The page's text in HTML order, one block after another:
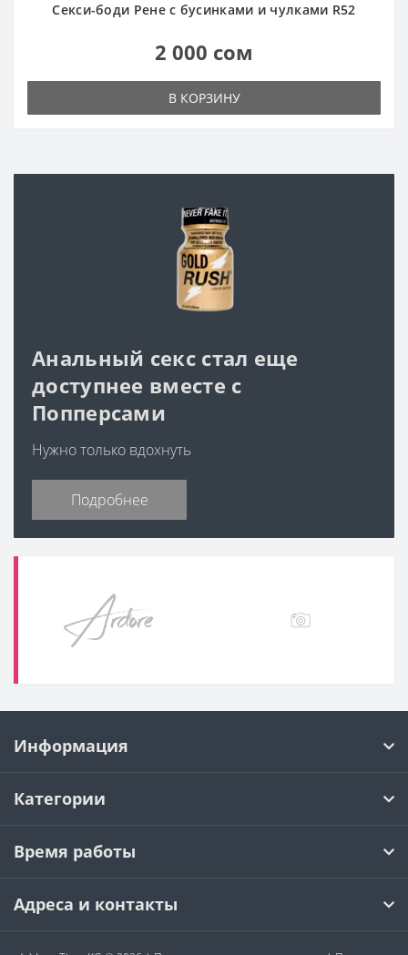
Секси-боди Рене с бусинками и чулками R52
2 000 сом
В КОРЗИНУ
Анальный секс стал еще
доступнее вместе с
Попперсами
Нужно только вдохнуть
Подробнее
Информация
Категории
Время работы
Адреса и контакты